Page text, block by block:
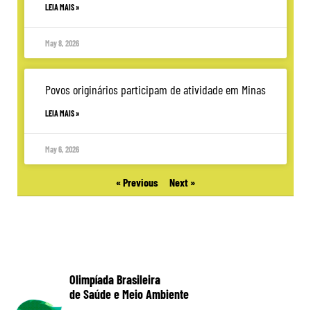
LEIA MAIS »
May 8, 2026
Povos originários participam de atividade em Minas
LEIA MAIS »
May 6, 2026
« Previous Next »
Olimpíada Brasileira
de Saúde e Meio Ambiente